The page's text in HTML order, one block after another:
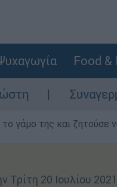
Food &
στην
γάμο της και ζητούσε
20 Ιουλίου 2021